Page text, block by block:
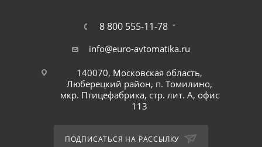
8 800 555-11-78
info@euro-avtomatika.ru
140070, Московская область,
Люберецкий район, п. Томилино,
мкр. Птицефабрика, стр. лит. А, офис
113
ПОДПИСАТЬСЯ НА РАССЫЛКУ